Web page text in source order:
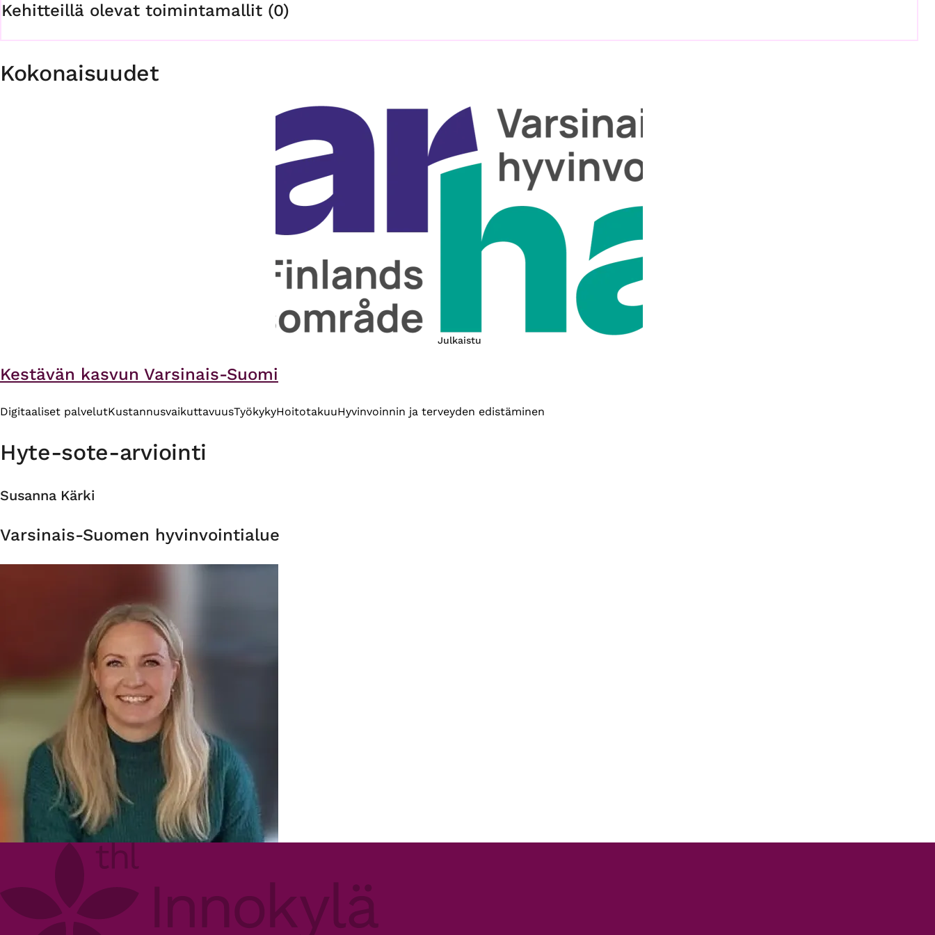
Kehitteillä olevat toimintamallit (0)
Kokonaisuudet
Julkaistu
Kestävän kasvun Varsinais-Suomi
Digitaaliset palvelutKustannusvaikuttavuusTyökykyHoitotakuuHyvinvoinnin ja terveyden edistäminen
Hyte-sote-arviointi
Susanna Kärki
Organisaatio
Varsinais-Suomen hyvinvointialue